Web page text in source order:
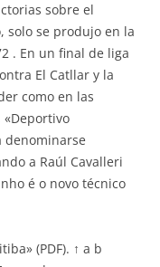
sobre el
solo se produjo en la
. En un final de liga
El Catllar y la
como en las
«Deportivo
denominarse
a Raúl Cavalleri
é o novo técnico
(PDF). ↑ a b